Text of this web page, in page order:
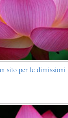
sito per le